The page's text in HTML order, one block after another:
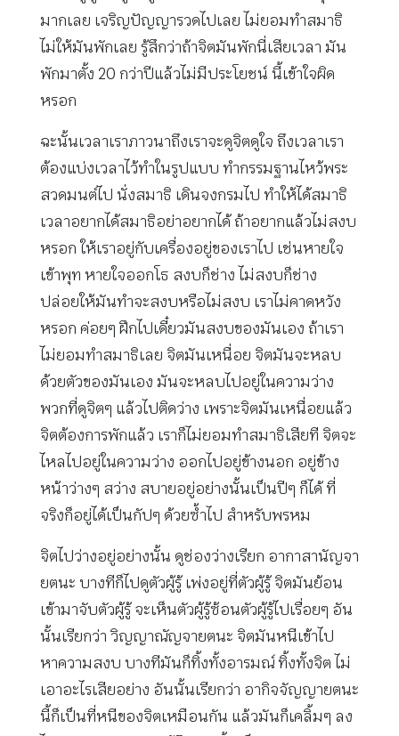
มากเลย เจริญปัญญารวดไปเลย ไม่ยอมทำสมาธิ
ไม่ให้มันพักเลย รู้สึกว่าถ้าจิตมันพักนี่เสียเวลา มัน
พักมาตั้ง 20 กว่าปีแล้วไม่มีประโยชน์ นี้เข้าใจผิด
หรอก
ฉะนั้นเวลาเราภาวนาถึงเราจะดูจิตดูใจ ถึงเวลาเรา
ต้องแบ่งเวลาไว้ทำในรูปแบบ ทำกรรมฐานไหว้พระ
สวดมนต์ไป นั่งสมาธิ เดินจงกรมไป ทำให้ได้สมาธิ
เวลาอยากได้สมาธิอย่าอยากได้ ถ้าอยากแล้วไม่สงบ
หรอก ให้เราอยู่กับเครื่องอยู่ของเราไป เช่นหายใจ
เข้าพุท หายใจออกโธ สงบก็ช่าง ไม่สงบก็ช่าง
ปล่อยให้มันทำจะสงบหรือไม่สงบ เราไม่คาดหวัง
หรอก ค่อยๆ ฝึกไปเดี๋ยวมันสงบของมันเอง ถ้าเรา
ไม่ยอมทำสมาธิเลย จิตมันเหนื่อย จิตมันจะหลบ
ด้วยตัวของมันเอง มันจะหลบไปอยู่ในความว่าง
พวกที่ดูจิตๆ แล้วไปติดว่าง เพราะจิตมันเหนื่อยแล้ว
จิตต้องการพักแล้ว เราก็ไม่ยอมทำสมาธิเสียที จิตจะ
ไหลไปอยู่ในความว่าง ออกไปอยู่ข้างนอก อยู่ข้าง
หน้าว่างๆ สว่าง สบายอยู่อย่างนั้นเป็นปีๆ ก็ได้ ที่
จริงก็อยู่ได้เป็นกัปๆ ด้วยซ้ำไป สำหรับพรหม
จิตไปว่างอยู่อย่างนั้น ดูช่องว่างเรียก อากาสานัญจา
ยตนะ บางทีก็ไปดูตัวผู้รู้ เพ่งอยู่ที่ตัวผู้รู้ จิตมันย้อน
เข้ามาจับตัวผู้รู้ จะเห็นตัวผู้รู้ซ้อนตัวผู้รู้ไปเรื่อยๆ อัน
นั้นเรียกว่า วิญญาณัญจายตนะ จิตมันหนีเข้าไป
หาความสงบ บางทีมันก็ทิ้งทั้งอารมณ์ ทิ้งทั้งจิต ไม่
เอาอะไรเสียอย่าง อันนั้นเรียกว่า อากิจจัญญายตนะ
นี้ก็เป็นที่หนีของจิตเหมือนกัน แล้วมันก็เคลิ้มๆ ลง